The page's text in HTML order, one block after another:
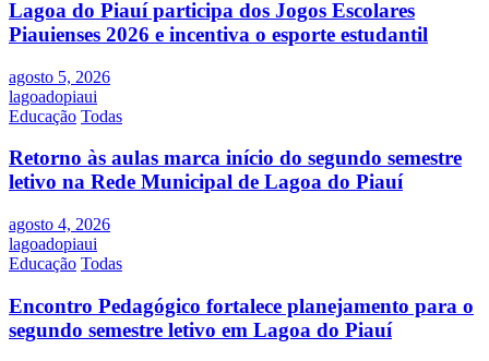
Lagoa do Piauí participa dos Jogos Escolares
Piauienses 2026 e incentiva o esporte estudantil
agosto 5, 2026
lagoadopiaui
Educação Todas
Retorno às aulas marca início do segundo semestre
letivo na Rede Municipal de Lagoa do Piauí
agosto 4, 2026
lagoadopiaui
Educação Todas
Encontro Pedagógico fortalece planejamento para o
segundo semestre letivo em Lagoa do Piauí